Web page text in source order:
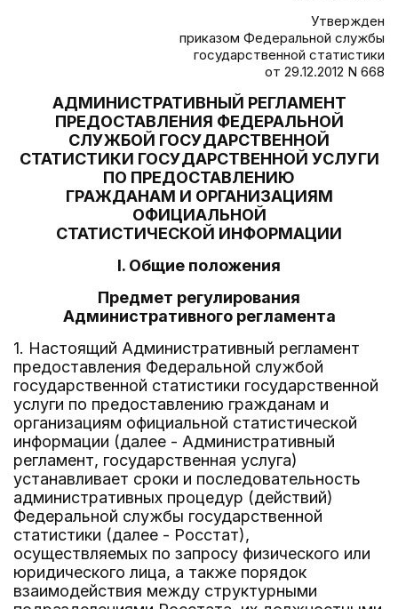
Утвержден
приказом Федеральной службы
государственной статистики
от 29.12.2012 N 668
АДМИНИСТРАТИВНЫЙ РЕГЛАМЕНТ
ПРЕДОСТАВЛЕНИЯ ФЕДЕРАЛЬНОЙ
СЛУЖБОЙ ГОСУДАРСТВЕННОЙ
СТАТИСТИКИ ГОСУДАРСТВЕННОЙ УСЛУГИ
ПО ПРЕДОСТАВЛЕНИЮ
ГРАЖДАНАМ И ОРГАНИЗАЦИЯМ
ОФИЦИАЛЬНОЙ
СТАТИСТИЧЕСКОЙ ИНФОРМАЦИИ
I. Общие положения
Предмет регулирования
Административного регламента
1. Настоящий Административный регламент
предоставления Федеральной службой
государственной статистики государственной
услуги по предоставлению гражданам и
организациям официальной статистической
информации (далее - Административный
регламент, государственная услуга)
устанавливает сроки и последовательность
административных процедур (действий)
Федеральной службы государственной
статистики (далее - Росстат),
осуществляемых по запросу физического или
юридического лица, а также порядок
взаимодействия между структурными